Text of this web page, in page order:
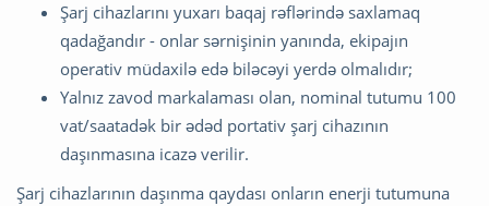
Şarj cihazlarını yuxarı baqaj rəflərində saxlamaq
qadağandır - onlar sərnişinin yanında, ekipajın
operativ müdaxilə edə biləcəyi yerdə olmalıdır;
Yalnız zavod markalaması olan, nominal tutumu 100
vat/saatadək bir ədəd portativ şarj cihazının
daşınmasına icazə verilir.
Şarj cihazlarının daşınma qaydası onların enerji tutumuna